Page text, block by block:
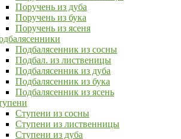
Поручень из дуба
Поручень из бука
Поручень из ясеня
Подбалясенник из сосны
Подбал. из лиственицы
Подбалясенник из дуба
Подбалясенник из бука
Подбалясенник из ясень
Ступени из сосны
Ступени из лиственницы
Ступени из дуба